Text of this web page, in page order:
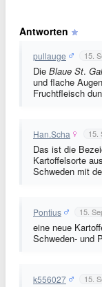
Antworten
pullauge 15.
Die Blaue St.
und flache
Fruchtfleisch
Han.Scha 15.
Das ist die
Kartoffelsorte
Schweden mit
Pontius 15.
eine neue
Schweden- und
k556027 15.